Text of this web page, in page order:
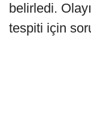
belirledi.
tespiti için